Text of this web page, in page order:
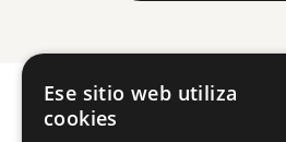
Ese sitio web utiliza
cookies